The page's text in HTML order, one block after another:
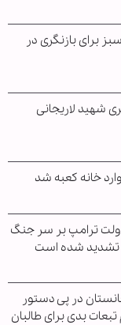
برای بازنگری در
شهید لاریجانی
خانه کعبه شد
ترامپ بر سر جنگ
تشدید شده است
در پی دستور
بدی برای طالبان